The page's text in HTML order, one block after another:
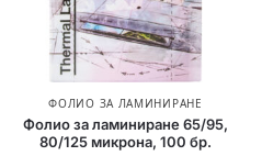
ФОЛИО ЗА ЛАМИНИРАНЕ
Фолио за ламиниране 65/95,
80/125 микрона, 100 бр.